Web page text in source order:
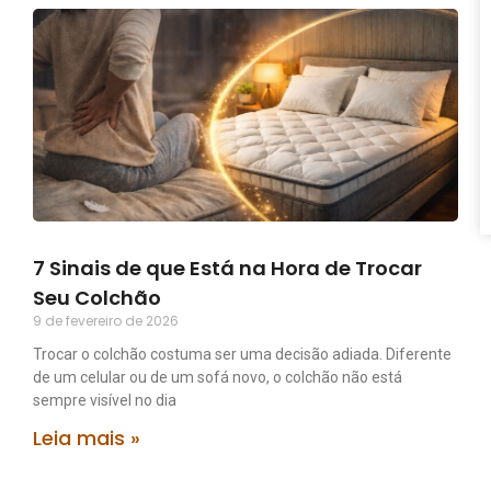
7 Sinais de que Está na Hora de Trocar
Seu Colchão
9 de fevereiro de 2026
Trocar o colchão costuma ser uma decisão adiada. Diferente
de um celular ou de um sofá novo, o colchão não está
sempre visível no dia
Leia mais »